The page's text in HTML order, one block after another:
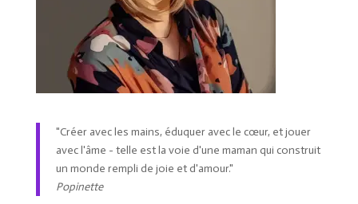
"Créer avec les mains, éduquer avec le cœur, et jouer
avec l'âme - telle est la voie d'une maman qui construit
un monde rempli de joie et d'amour."
Popinette